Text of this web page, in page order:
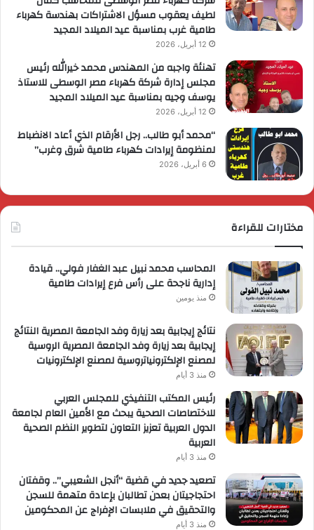
لطيف يعقوب مسؤل الاشتراكات بهندسة كهرباء
طامية غرب بمناسبة عيد الميلاد المجيد
12 أبريل، 2026
تهنئة واجبه من المهندس محمد خيرالله رئيس
مجلس إدارة شركة كهرباء مصر الوسطى للاستاذ
يوسف وجيه بمناسبة عيد الميلاد المجيد
12 أبريل، 2026
“محمد أبو طالب.. رجل الأرقام الذي أعاد الانضباط
لمنظومة إيرادات كهرباء طامية شرق وغرب”
6 أبريل، 2026
مختارات للقراءة
المحاسب محمد نبيل عبد الغفار فولي.. قيادة
إدارية ناجحة على رأس فرع إيرادات طامية
منذ يومين
نتائج إيجابية بعد زيارة وفد الجامعة المصرية النتائج
إيجابية بعد زيارة وفد الجامعة المصرية الروسية
لمصنع الإلكترونياتروسية لمصنع الإلكترونيات
منذ 3 أيام
رئيس المكتب التنفيذي للمجلس العربي
للاختصاصات الصحية يبحث مع الأمين العام لجامعة
الدول العربية تعزيز التعاون لتطوير النظم الصحية
العربية
منذ 3 أيام
تصعيد جديد في قضية “أنجل الشعيبي”.. وقفتان
احتجاجيتان بعدن تطالبان بإعادة متهمة للسجن
والتحقيق في ملابسات الإفراج عن المحكومين
منذ 3 أيام